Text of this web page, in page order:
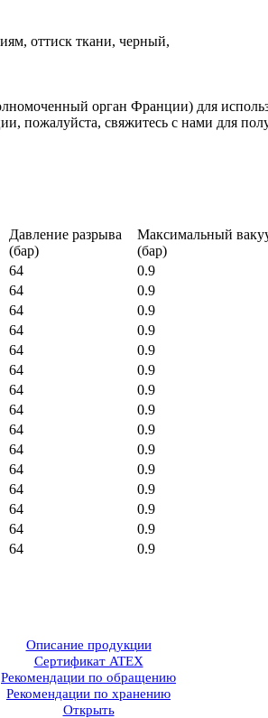
оттиск ткани, черный,
орган Франции) для
пожалуйста, свяжитесь с нами для
Давление разрыва
(бар)
Максимальный
(бар)
64 0.9
64 0.9
64 0.9
64 0.9
64 0.9
64 0.9
64 0.9
64 0.9
64 0.9
64 0.9
64 0.9
64 0.9
64 0.9
64 0.9
64 0.9
Описание продукции
Сертификат ATEX
Рекомендации по обращению
Рекомендации по хранению
Открыть